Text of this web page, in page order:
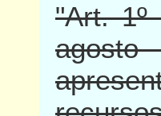
"Art.